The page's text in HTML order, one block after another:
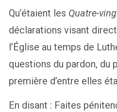
Qu’étaient les Quatre-
déclarations visant
l’Église au temps de
questions du pardon, du
première d’entre elles
En disant : Faites